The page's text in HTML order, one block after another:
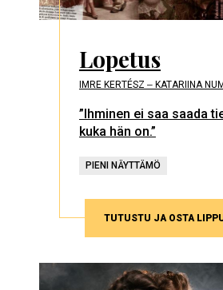
Lopetus
IMRE KERTÉSZ ‒ KATARIINA
”Ihminen ei saa saada
kuka hän on.”
PIENI NÄYTTÄMÖ
TUTUSTU JA OSTA